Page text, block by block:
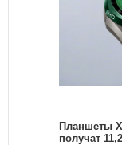
Планшеты
получат